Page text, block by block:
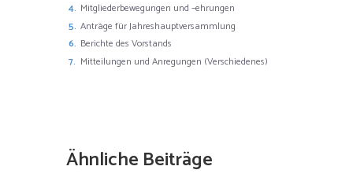
Mitgliederbewegungen und –ehrungen
Anträge für Jahreshauptversammlung
Berichte des Vorstands
Mitteilungen und Anregungen (Verschiedenes)
Ähnliche Beiträge